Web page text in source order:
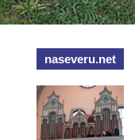
naseveru.net